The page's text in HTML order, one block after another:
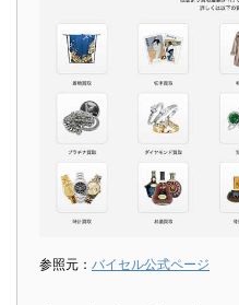
参照元： バイセル公式ページ